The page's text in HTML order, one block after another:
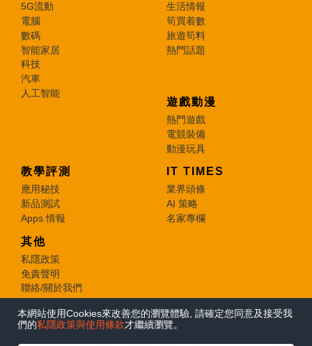
本網站使用Cookies來改善您的瀏覽體驗, 請確定您同意及接受我
們的私隱政策與使用條款才繼續瀏覽。
5G流動
電腦
數碼
智能家居
科技
汽車
人工智能
生活情報
筍買着數
旅遊筍料
熱門話題
遊戲動漫
熱門遊戲
電競裝備
動漫玩具
教學評測
應用秘技
新品測試
Apps 情報
IT TIMES
業界頭條
AI 策略
名家專欄
其他
私隱政策
免責聲明
聯絡/關於我們
© 2026 e-zone. All Rights Reserved.